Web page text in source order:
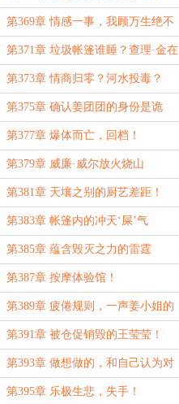
第369章 情感一事，我顾万生绝不
退缩！
第371章 垃圾帐篷谁睡？查理·金在
表现！
第373章 情商归零？河水投毒？
第375章 确认姜团团的身份是诡
异？二次投毒计划
第377章 爆体而亡，回档！
第379章 威廉·威尔放火烧山
第381章 天壤之别的厨艺差距！
第383章 帐篷内的冲天‘屎’气
第385章 蕴含毁灭之力的雷霆
第387章 按摩体验馆！
第389章 疲倦规则，一声姜小姐的
破绽！
第391章 被仓促销毁的王莹莹！
第393章 做想做的，和自己认为对
的
第395章 乐极生悲，失手！